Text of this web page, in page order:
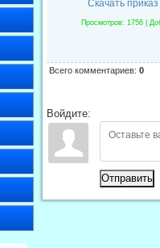
Скачать
Просмотров: 1756 |
Всего комментариев: 0
Войдите:
Отправить